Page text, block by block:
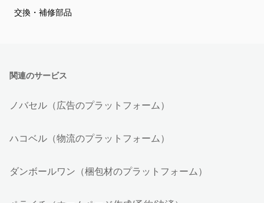
交換・補修部品
関連のサービス
ノバセル（広告のプラットフォーム）
ハコベル（物流のプラットフォーム）
ダンボールワン（梱包材のプラットフォーム）